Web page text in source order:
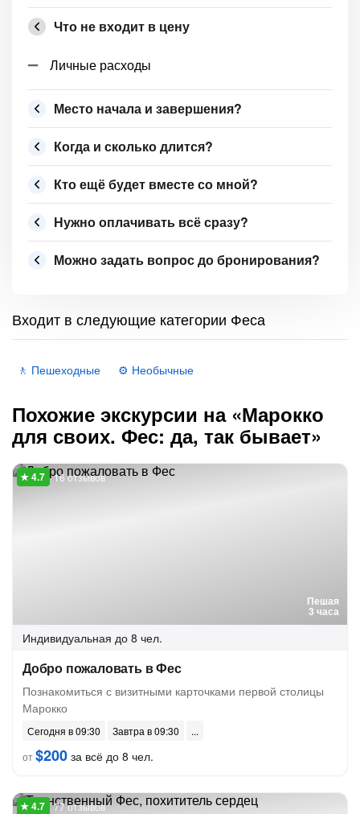
Что не входит в цену
Личные расходы
Место начала и завершения?
Когда и сколько длится?
Кто ещё будет вместе со мной?
Нужно оплачивать всё сразу?
Можно задать вопрос до бронирования?
Входит в следующие категории Феса
🚶 Пешеходные ⚙️ Необычные
Похожие экскурсии на «Марокко
для своих. Фес: да, так бывает»
Пешая
3 часа
16 отзывов
Индивидуальная до 8 чел.
Добро пожаловать в Фес
Познакомиться с визитными карточками первой столицы
Марокко
Сегодня в 09:30
Завтра в 09:30
от$200 за всё до 8 чел.
77 отзывов